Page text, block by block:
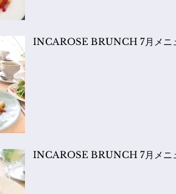
INCAROSE BRUNCH 7月メニ
INCAROSE BRUNCH 7月メニ